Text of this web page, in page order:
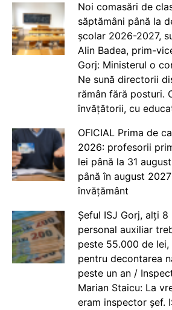
Noi comasări de
săptămâni până la
școlar 2026-2027,
Alin Badea, prim-
Gorj: Ministerul o
Ne sună directorii
rămân fără posturi.
învățătorii, cu
OFICIAL Prima de
2026: profesorii
lei până la 31
până în august
învățământ
Șeful ISJ Gorj, alți
personal auxiliar
peste 55.000 de
pentru decontarea
peste un an /
Marian Staicu: La
eram inspector șef.